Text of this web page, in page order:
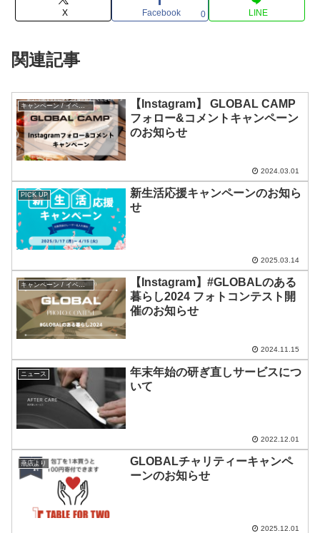
X Facebook 0 LINE
関連記事
キャンペーン / イベント
【Instagram】 GLOBAL CAMP
フォロー&コメントキャンペーン
のお知らせ
2024.03.01
PICK UP
新生活応援キャンペーンのお知ら
せ
2025.03.14
キャンペーン / イベント
【Instagram】#GLOBALのある
暮らし2024 フォトコンテスト開
催のお知らせ
2024.11.15
ニュース
年末年始の研ぎ直しサービスにつ
いて
2022.12.01
燕店より
GLOBALチャリティーキャンペ
ーンのお知らせ
2025.12.01